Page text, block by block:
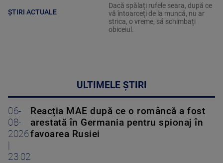
ȘTIRI ACTUALE
Dacă spălați rufele seara, după ce
vă întoarceți de la muncă, nu ar
strica, o vreme, să schimbați
obiceiul.
ULTIMELE ȘTIRI
06-
08-
2026
|
23:02
Reacția MAE după ce o româncă a fost
arestată în Germania pentru spionaj în
favoarea Rusiei